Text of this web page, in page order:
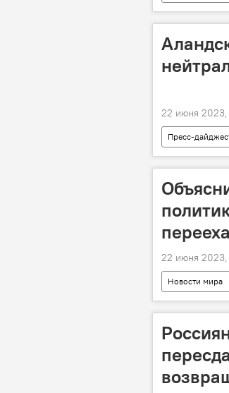
22 июня 2023,
Пресс-
22 июня 2023,
Новости мира